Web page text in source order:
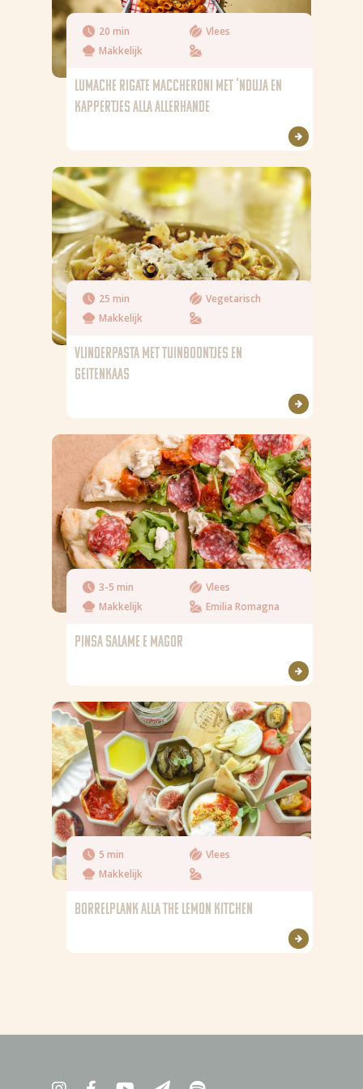
20 min
Vlees
Makkelijk
LUMACHE RIGATE MACCHERONI MET 'NDUJA EN
KAPPERTJES ALLA ALLERHANDE
25 min
Vegetarisch
Makkelijk
VLINDERPASTA MET TUINBOONTJES EN
GEITENKAAS
3-5 min
Vlees
Makkelijk
Emilia Romagna
PINSA SALAME E MAGOR
5 min
Vlees
Makkelijk
BORRELPLANK ALLA THE LEMON KITCHEN